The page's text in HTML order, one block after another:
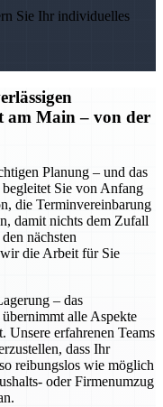
Sie Ihr individuelles
am Main – von der
Planung – und das
Sie von Anfang
die Terminvereinbarung
damit nichts dem Zufall
nächsten
die Arbeit für Sie
– das
alle Aspekte
Unsere erfahrenen Teams
dass Ihr
reibungslos wie möglich
oder Firmenumzug